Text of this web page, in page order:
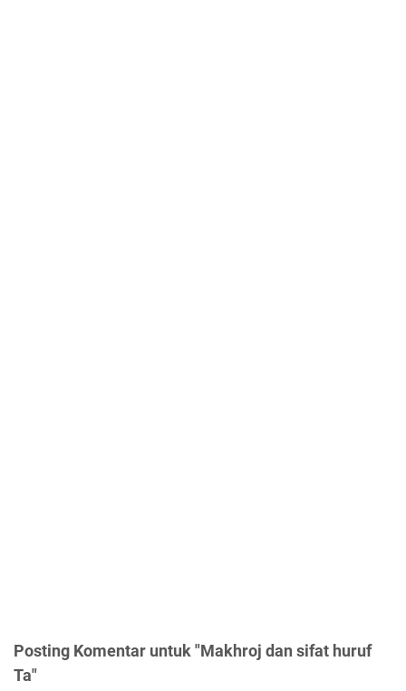
Posting Komentar untuk "Makhroj dan sifat huruf
Ta"